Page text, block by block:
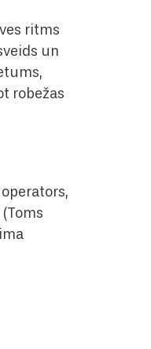
ritms
un
robežas